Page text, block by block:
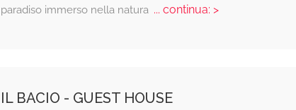
paradiso immerso nella natura... continua: >
IL BACIO - GUEST HOUSE